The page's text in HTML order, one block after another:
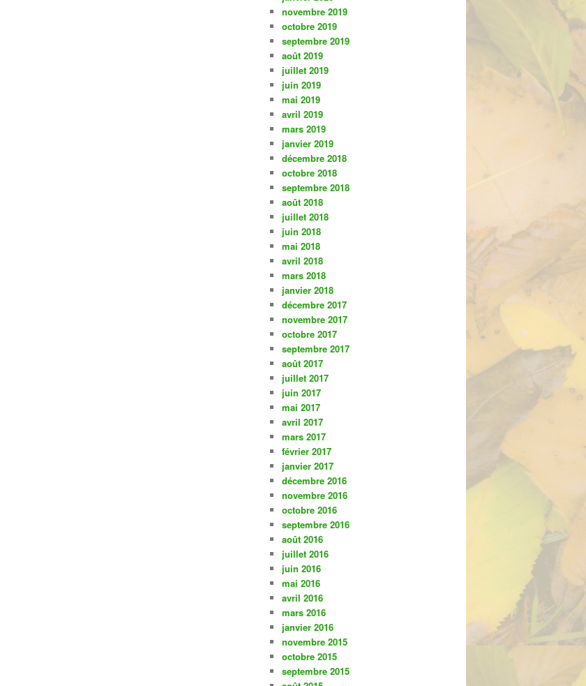
novembre 2019
octobre 2019
septembre 2019
août 2019
juillet 2019
juin 2019
mai 2019
avril 2019
mars 2019
janvier 2019
décembre 2018
octobre 2018
septembre 2018
août 2018
juillet 2018
juin 2018
mai 2018
avril 2018
mars 2018
janvier 2018
décembre 2017
novembre 2017
octobre 2017
septembre 2017
août 2017
juillet 2017
juin 2017
mai 2017
avril 2017
mars 2017
février 2017
janvier 2017
décembre 2016
novembre 2016
octobre 2016
septembre 2016
août 2016
juillet 2016
juin 2016
mai 2016
avril 2016
mars 2016
janvier 2016
novembre 2015
octobre 2015
septembre 2015